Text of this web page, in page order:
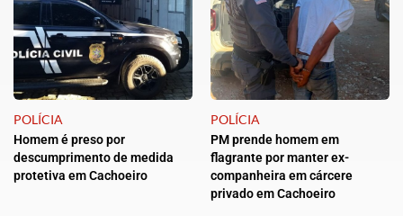
POLÍCIA
Homem é preso por
descumprimento de medida
protetiva em Cachoeiro
POLÍCIA
PM prende homem em
flagrante por manter ex-
companheira em cárcere
privado em Cachoeiro